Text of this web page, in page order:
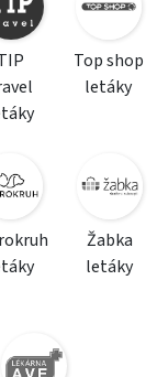
Top shop
letáky
Žabka
letáky